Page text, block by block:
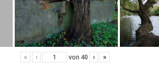
« ‹ von 40 › »